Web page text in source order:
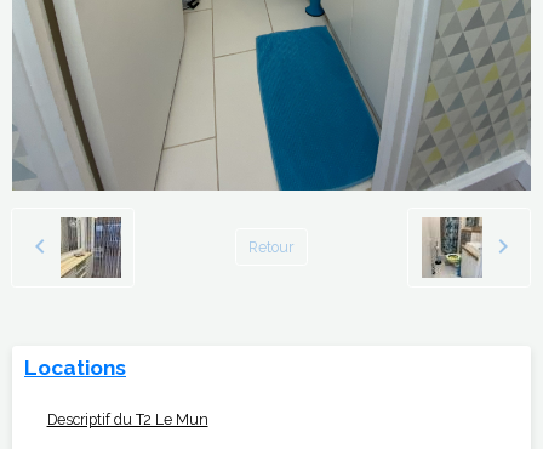
Retour
Locations
Descriptif du T2 Le Mun